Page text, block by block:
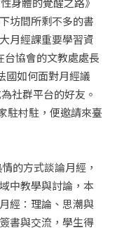
坊間所剩不多的書
月經課重要學習資
協會的文教處處長
如何面對月經議
社群平台的好友。
駐村駐，便邀請來臺
的方式談論月經，
中教學與討論，本
經：理論、思潮與
書與交流，學生得